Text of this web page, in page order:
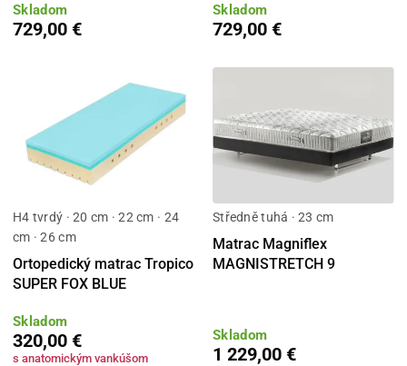
Skladom
729,00 €
Skladom
729,00 €
H4 tvrdý · 20 cm · 22 cm · 24
cm · 26 cm
Ortopedický matrac Tropico
SUPER FOX BLUE
Skladom
320,00 €
s anatomickým vankúšom
Středně tuhá · 23 cm
Matrac Magniflex
MAGNISTRETCH 9
Skladom
1 229,00 €